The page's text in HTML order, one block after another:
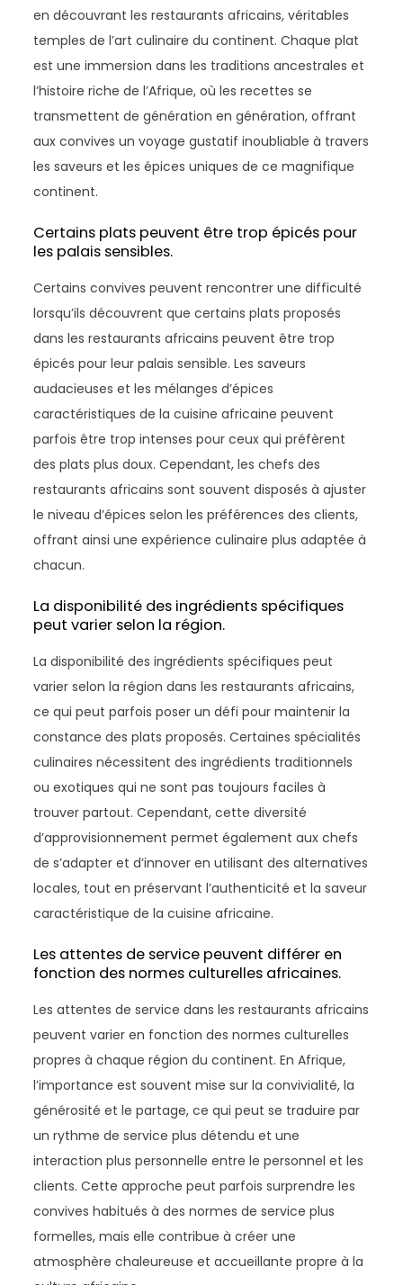
en découvrant les restaurants africains, véritables
temples de l’art culinaire du continent. Chaque plat
est une immersion dans les traditions ancestrales et
l’histoire riche de l’Afrique, où les recettes se
transmettent de génération en génération, offrant
aux convives un voyage gustatif inoubliable à travers
les saveurs et les épices uniques de ce magnifique
continent.
Certains plats peuvent être trop épicés pour
les palais sensibles.
Certains convives peuvent rencontrer une difficulté
lorsqu’ils découvrent que certains plats proposés
dans les restaurants africains peuvent être trop
épicés pour leur palais sensible. Les saveurs
audacieuses et les mélanges d’épices
caractéristiques de la cuisine africaine peuvent
parfois être trop intenses pour ceux qui préfèrent
des plats plus doux. Cependant, les chefs des
restaurants africains sont souvent disposés à ajuster
le niveau d’épices selon les préférences des clients,
offrant ainsi une expérience culinaire plus adaptée à
chacun.
La disponibilité des ingrédients spécifiques
peut varier selon la région.
La disponibilité des ingrédients spécifiques peut
varier selon la région dans les restaurants africains,
ce qui peut parfois poser un défi pour maintenir la
constance des plats proposés. Certaines spécialités
culinaires nécessitent des ingrédients traditionnels
ou exotiques qui ne sont pas toujours faciles à
trouver partout. Cependant, cette diversité
d’approvisionnement permet également aux chefs
de s’adapter et d’innover en utilisant des alternatives
locales, tout en préservant l’authenticité et la saveur
caractéristique de la cuisine africaine.
Les attentes de service peuvent différer en
fonction des normes culturelles africaines.
Les attentes de service dans les restaurants africains
peuvent varier en fonction des normes culturelles
propres à chaque région du continent. En Afrique,
l’importance est souvent mise sur la convivialité, la
générosité et le partage, ce qui peut se traduire par
un rythme de service plus détendu et une
interaction plus personnelle entre le personnel et les
clients. Cette approche peut parfois surprendre les
convives habitués à des normes de service plus
formelles, mais elle contribue à créer une
atmosphère chaleureuse et accueillante propre à la